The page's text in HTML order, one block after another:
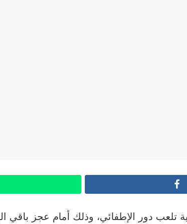
تلعب دور الإطفائي، وذلك أمام عجز باقي